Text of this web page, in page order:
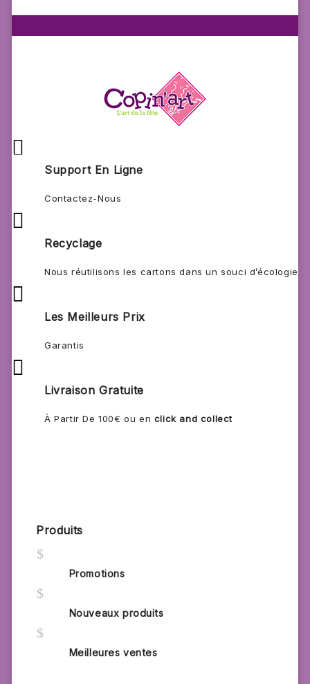

Support En Ligne
Contactez-Nous

Recyclage
Nous réutilisons les cartons dans un souci d’écologie

Les Meilleurs Prix
Garantis

Livraison Gratuite
À Partir De 100€ ou en click and collect
Produits
$
Promotions
$
Nouveaux produits
$
Meilleures ventes